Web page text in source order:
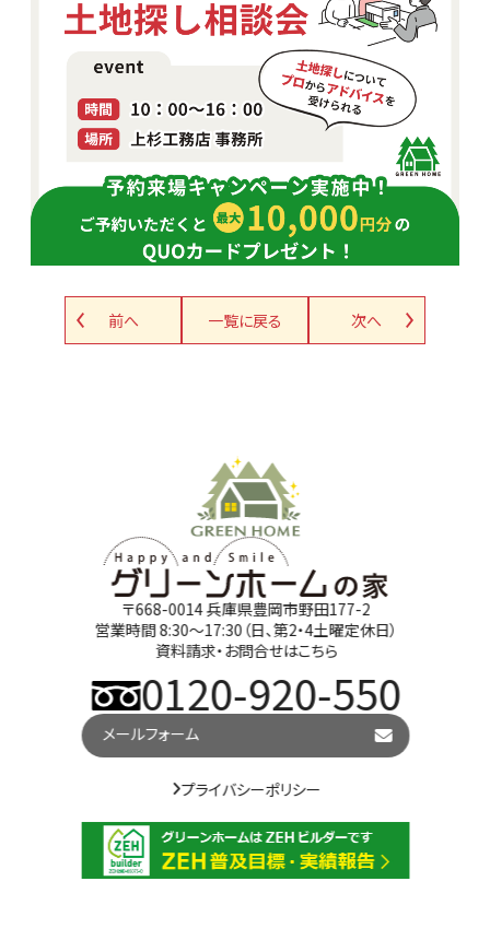
前へ 一覧に戻る 次へ
〒668-0014 兵庫県豊岡市野田177-2
営業時間 8:30～17:30（日、第2・4土曜定休日）
資料請求・お問合せはこちら
0120-920-550
メールフォーム
プライバシーポリシー